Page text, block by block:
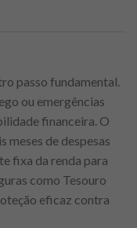
passo fundamental.
ou emergências
financeira. O
meses de despesas
fixa da renda para
como Tesouro
eficaz contra